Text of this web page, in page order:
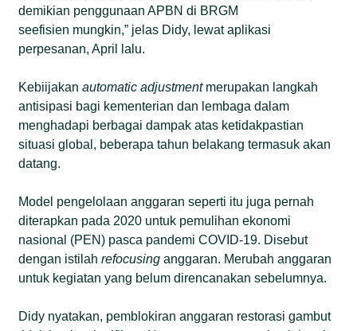
demikian penggunaan APBN di BRGM
seefisien mungkin,” jelas Didy, lewat aplikasi
perpesanan, April lalu.
Kebiijakanautomatic adjustmentmerupakan langkah
antisipasi bagi kementerian dan lembaga dalam
menghadapi berbagai dampak atas ketidakpastian
situasi global, beberapa tahun belakang termasuk akan
datang.
Model pengelolaan anggaran seperti itu juga pernah
diterapkan pada 2020 untuk pemulihan ekonomi
nasional (PEN) pasca pandemi COVID-19. Disebut
dengan istilahrefocusing anggaran. Merubah anggaran
untuk kegiatan yang belum direncanakan sebelumnya.
Didy nyatakan, pemblokiran anggaran restorasi gambut